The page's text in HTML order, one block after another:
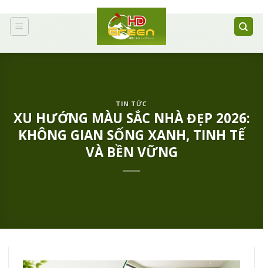
đến
nội
dung
TIN TỨC
XU HƯỚNG MÀU SẮC NHÀ ĐẸP 2026:
KHÔNG GIAN SỐNG XANH, TINH TẾ
VÀ BỀN VỮNG